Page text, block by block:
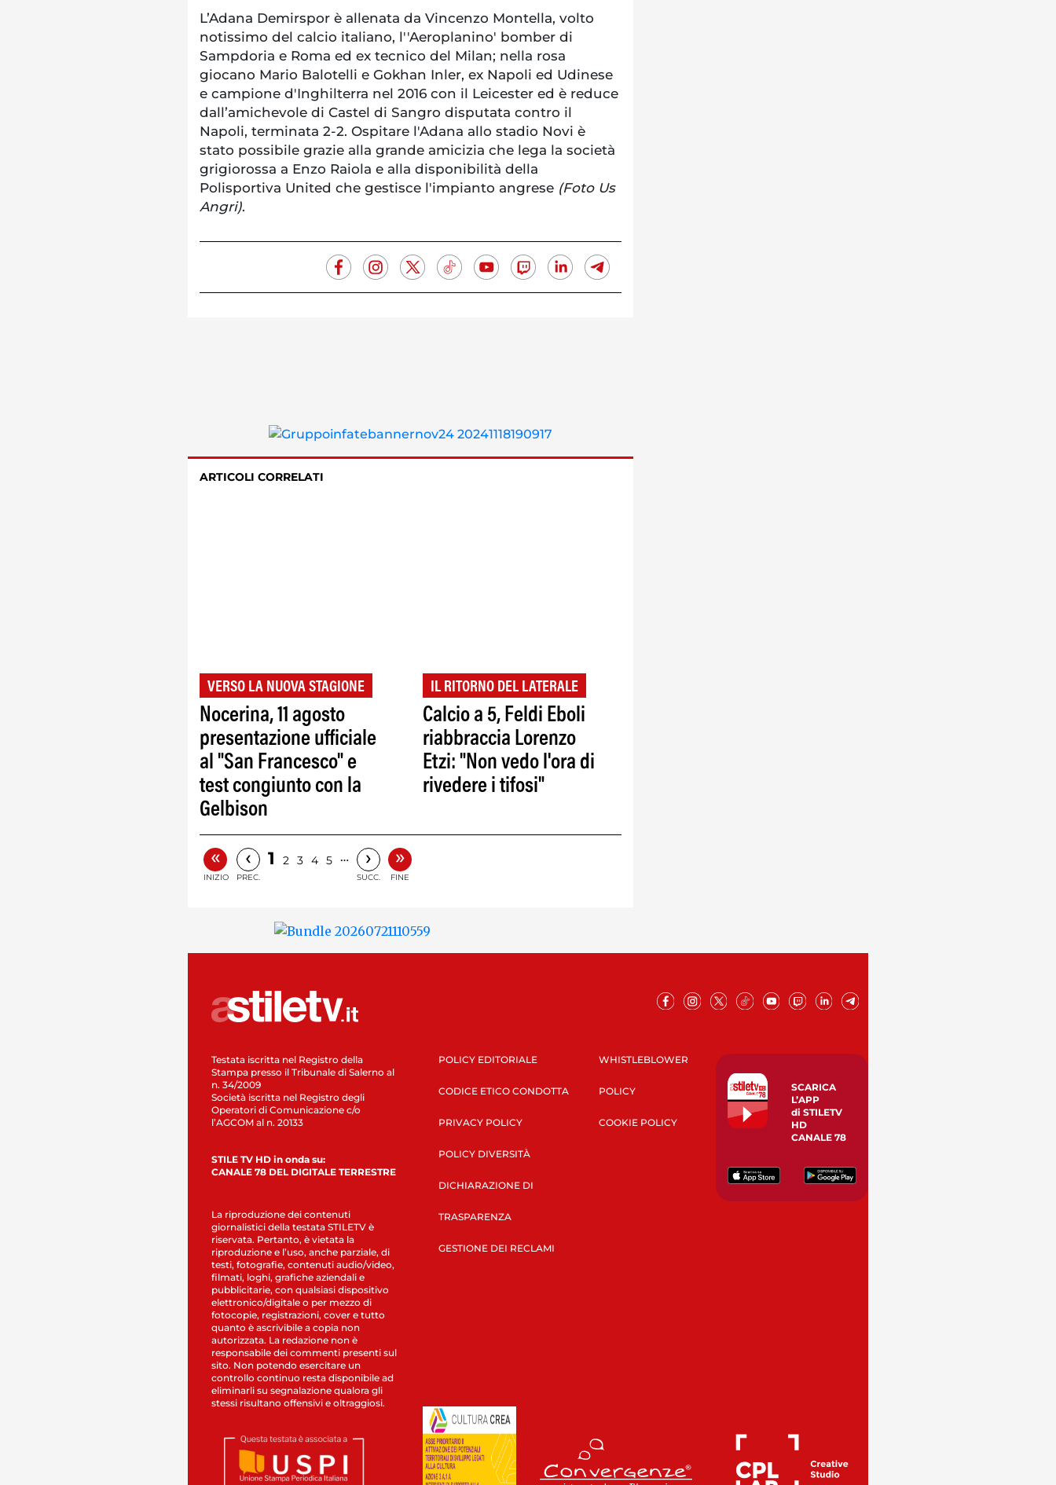
L’Adana Demirspor è allenata da Vincenzo Montella, volto
notissimo del calcio italiano, l''Aeroplanino' bomber di
Sampdoria e Roma ed ex tecnico del Milan; nella rosa
giocano Mario Balotelli e Gokhan Inler, ex Napoli ed Udinese
e campione d'Inghilterra nel 2016 con il Leicester ed è reduce
dall’amichevole di Castel di Sangro disputata contro il
Napoli, terminata 2-2. Ospitare l'Adana allo stadio Novi è
stato possibile grazie alla grande amicizia che lega la società
grigiorossa a Enzo Raiola e alla disponibilità della
Polisportiva United che gestisce l'impianto angrese (Foto Us
Angri).
ARTICOLI CORRELATI
VERSO LA NUOVA STAGIONE
Nocerina, 11 agosto
presentazione ufficiale
al "San Francesco" e
test congiunto con la
Gelbison
IL RITORNO DEL LATERALE
Calcio a 5, Feldi Eboli
riabbraccia Lorenzo
Etzi: "Non vedo l'ora di
rivedere i tifosi"
«
INIZIO
‹
PREC.
1 2 3 4 5 … ›
SUCC.
»
FINE
Testata iscritta nel Registro della
Stampa presso il Tribunale di Salerno al
n. 34/2009
Società iscritta nel Registro degli
Operatori di Comunicazione c/o
l’AGCOM al n. 20133
STILE TV HD in onda su:
CANALE 78 DEL DIGITALE TERRESTRE
La riproduzione dei contenuti
giornalistici della testata STILETV è
riservata. Pertanto, è vietata la
riproduzione e l’uso, anche parziale, di
testi, fotografie, contenuti audio/video,
filmati, loghi, grafiche aziendali e
pubblicitarie, con qualsiasi dispositivo
elettronico/digitale o per mezzo di
fotocopie, registrazioni, cover e tutto
quanto è ascrivibile a copia non
autorizzata. La redazione non è
responsabile dei commenti presenti sul
sito. Non potendo esercitare un
controllo continuo resta disponibile ad
eliminarli su segnalazione qualora gli
stessi risultano offensivi e oltraggiosi.
POLICY EDITORIALE
CODICE ETICO CONDOTTA
PRIVACY POLICY
POLICY DIVERSITÀ
DICHIARAZIONE DI
TRASPARENZA
GESTIONE DEI RECLAMI
WHISTLEBLOWER
POLICY
COOKIE POLICY
SCARICA
L’APP
di STILETV
HD
CANALE 78